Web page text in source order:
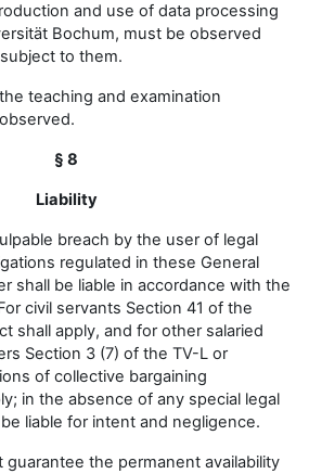
and use of data processing
Bochum, must be observed
to them.
teaching and examination
§ 8
Liability
breach by the user of legal
regulated in these General
shall be liable in accordance with the
civil servants Section 41 of the
shall apply, and for other salaried
Section 3 (7) of the TV-L or
of collective bargaining
in the absence of any special legal
liable for intent and negligence.
guarantee the permanent availability